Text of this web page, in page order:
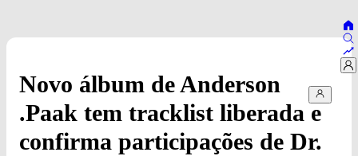
Novo álbum de Anderson
.Paak tem tracklist liberada e
confirma participações de Dr.